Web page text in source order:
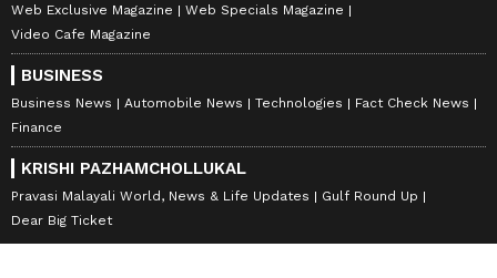
Web Exclusive Magazine
Web Specials Magazine
Video Cafe Magazine
BUSINESS
Business News Automobile News Technologies
Fact Check News
Finance
KRISHI PAZHAMCHOLLUKAL
Pravasi Malayali World, News & Life Updates
Gulf Round Up
Dear Big Ticket